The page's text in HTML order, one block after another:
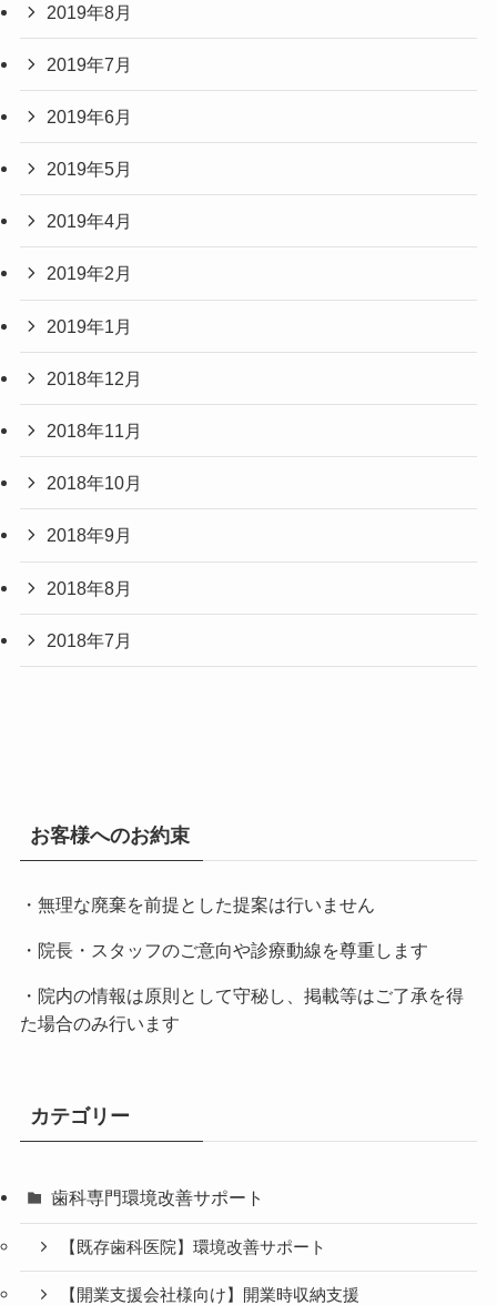
2019年8月
2019年7月
2019年6月
2019年5月
2019年4月
2019年2月
2019年1月
2018年12月
2018年11月
2018年10月
2018年9月
2018年8月
2018年7月
お客様へのお約束
・無理な廃棄を前提とした提案は行いません
・院長・スタッフのご意向や診療動線を尊重します
・院内の情報は原則として守秘し、掲載等はご了承を得
た場合のみ行います
カテゴリー
歯科専門環境改善サポート
【既存歯科医院】環境改善サポート
【開業支援会社様向け】開業時収納支援